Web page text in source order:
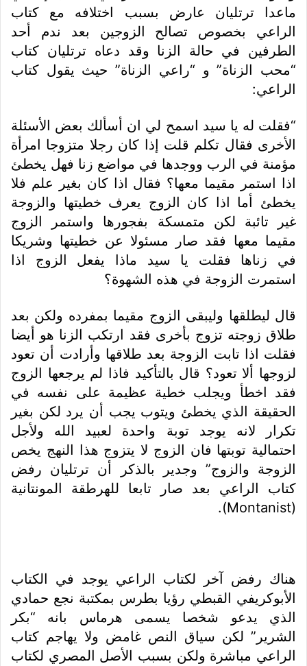
ماعدا ترتليان عارض بسبب اختلافه مع كتاب
الراعي بخصوص تصالح الزوجين بعد ندم أحد
الطرفين في حالة الزنا وقد دعاه ترتليان كتاب
“محب الزناة” و “راعي الزناة” حيث يقول كتاب
الراعي:
“فقلت له يا سيد اسمح لي ان أسألك بعض الأسئلة
الأخرى فقال تكلم قلت إذا كان رجلا متزوجا امرأة
مؤمنة في الرب ووجدها في مواضع زنا فهل يخطئ
اذا استمر مقيما معها؟ فقال اذا كان بغير علم فلا
يخطئ أما اذا كان الزوج يعرف خطيتها والزوجة
غير تائبة لكن متمسكة بفجورها واستمر الزوج
مقيما معها فقد صار مسئولا عن خطيتها وشريكا
في زناها فقلت يا سيد ماذا يفعل الزوج اذا
استمرت الزوجة في هذه الشهوة؟
قال ليطلقها وليبقى الزوج مقيما بمفرده ولكن بعد
طلاق زوجته تزوج بأخرى فقد ارتكب الزنا هو أيضا
فقلت اذا تابت الزوجة بعد طلاقها وأرادت أن تعود
لزوجها ألا تعود؟ قال بالتأكيد فاذا لم يرجعها الزوج
فقد اخطأ ويجلب خطية عظيمة على نفسه في
الحقيقة الذي يخطئ ويتوب يجب أن يرد لكن بغير
تكرار لانه يوجد توبة واحدة لعبيد الله ولأجل
احتمالية توبتها فان الزوج لا يتزوج هذا النهج يخص
الزوجة والزوج” وجدير بالذكر أن ترتليان رفض
كتاب الراعي بعد صار تابعا للهرطقة المونتانية
(Montanist).
هناك رفض آخر لكتاب الراعي يوجد في الكتاب
الأبوكريفي القبطي رؤيا بطرس بمكتبة نجع حمادي
الذي يدعو شخصا يسمى هرماس بانه “بكر
الشرير” لكن سياق النص غامض ولا يهاجم كتاب
الراعي مباشرة ولكن بسبب الأصل المصري لكتاب